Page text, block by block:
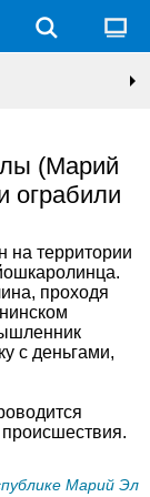
(Марий
ограбили
на территории
проходя
с деньгами,
Марий Эл